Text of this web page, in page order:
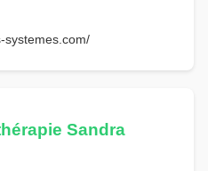
systemes.com/
Sandra